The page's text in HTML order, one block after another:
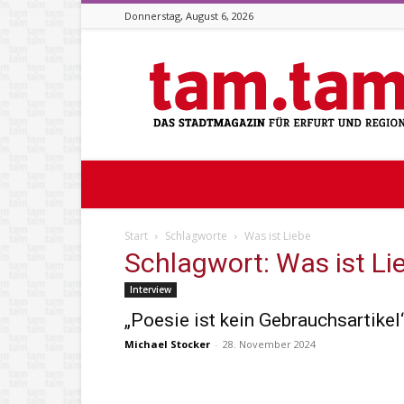
Donnerstag, August 6, 2026
Stadtmagazin
tam.tam
Start Schlagworte Was ist Liebe
Schlagwort: Was ist
Interview
„Poesie ist kein
Michael Stocker - 28. November 2024